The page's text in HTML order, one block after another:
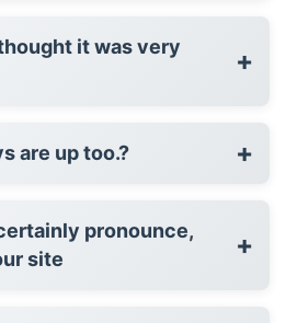
it was very
+
are up too.? +
pronounce,
site
+